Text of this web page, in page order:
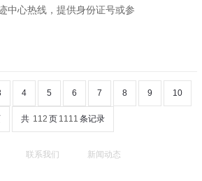
中心热线，提供身份证号或参
4 5 6 7 8 9 10
共 112 页 1111 条记录
联系我们 新闻动态